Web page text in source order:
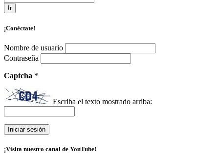
Ir
¡Conéctate!
Nombre de usuario
Contraseña
Captcha *
Escriba el texto mostrado arriba:
¡Visita nuestro canal de YouTube!